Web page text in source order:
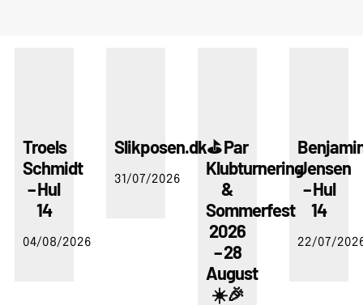
Troels
Schmidt
– Hul
14
04/08/2026
Slikposen.dk
31/07/2026
⛳ Par
Klubturnering
&
Sommerfest
2026
– 28
August
☀️🎉
Jensen
– Hul
14
22/07/